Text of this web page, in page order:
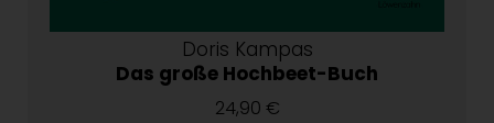
Doris Kampas
Das große Hochbeet-Buch
24,90 €